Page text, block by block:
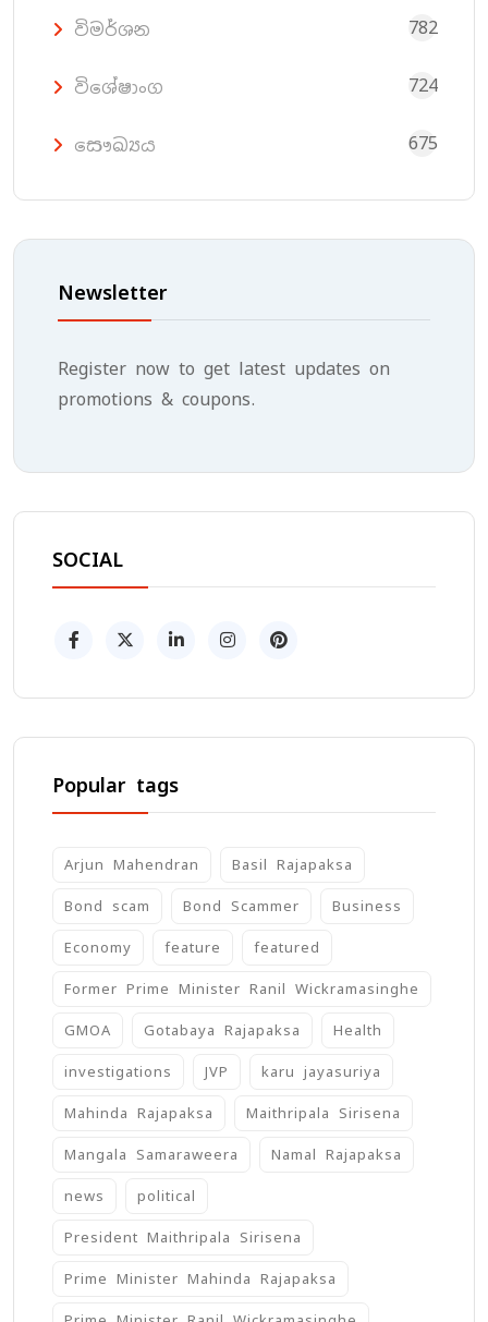
විමර්ශන 782
විශේෂාංග 724
සෞඛ්‍යය 675
Newsletter
Register now to get latest updates on
promotions & coupons.
SOCIAL
Popular tags
Arjun Mahendran Basil Rajapaksa
Bond scam Bond Scammer Business
Economy feature featured
Former Prime Minister Ranil Wickramasinghe
GMOA Gotabaya Rajapaksa Health
investigations JVP karu jayasuriya
Mahinda Rajapaksa Maithripala Sirisena
Mangala Samaraweera Namal Rajapaksa
news political
President Maithripala Sirisena
Prime Minister Mahinda Rajapaksa